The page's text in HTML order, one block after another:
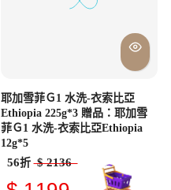
耶加雪菲Ｇ1 水洗-衣索比亞
Ethiopia 225g*3 贈品：耶加雪
菲Ｇ1 水洗-衣索比亞Ethiopia
12g*5
56折 $ 2136